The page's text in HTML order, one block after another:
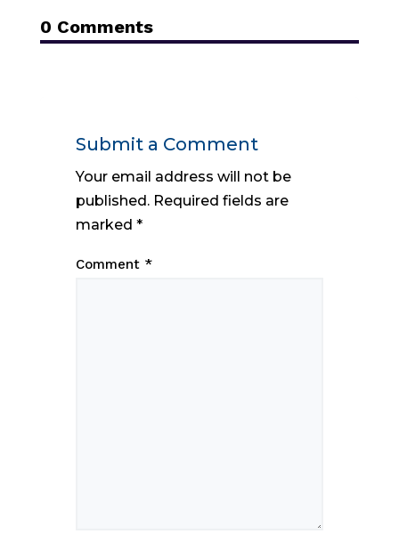
0 Comments
Submit a Comment
Your email address will not be
published. Required fields are
marked *
Comment *